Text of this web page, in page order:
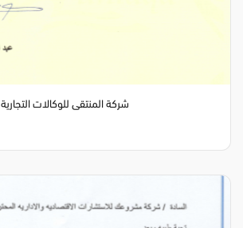
شركة المنتقى للوكالات التجارية